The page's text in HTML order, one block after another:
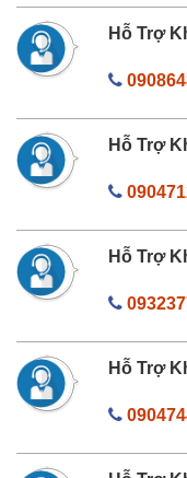
Hỗ Trợ
Hỗ Trợ
Hỗ Trợ
Hỗ Trợ